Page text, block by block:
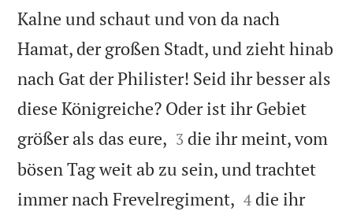
Kalne und schaut und von da nach
Hamat, der großen Stadt, und zieht hinab
nach Gat der Philister! Seid ihr besser als
diese Königreiche? Oder ist ihr Gebiet
größer als das eure, 

3 die ihr meint, vom
bösen Tag weit ab zu sein, und trachtet
immer nach Frevelregiment, 

4 die ihr